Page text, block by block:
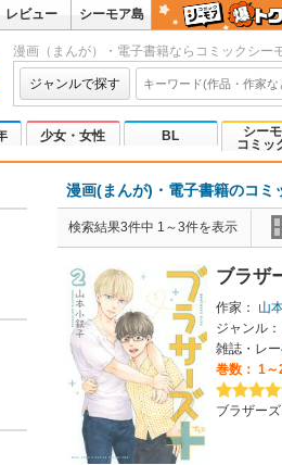
レビュー シーモア島
漫画（まんが）・電子書籍ならコミックシー
ジャンルで探す
少女・女性 BL
シー
コミッ
漫画(まんが)・電子書籍のコミ
検索結果3件中 1～3件を表示
ブラザ
作家：
山
ジャンル：
雑誌・レー
巻数： 1～
ブラザー